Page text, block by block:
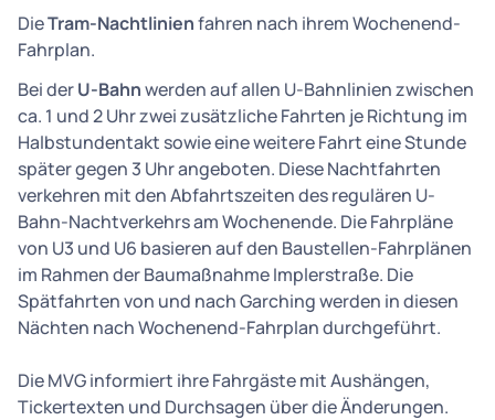
DieTram-Nachtlinienfahren nach ihrem Wochenend-
Fahrplan.
Bei derU-Bahnwerden auf allen U-Bahnlinien zwischen
ca. 1 und 2 Uhr zwei zusätzliche Fahrten je Richtung im
Halbstundentakt sowie eine weitere Fahrt eine Stunde
später gegen 3 Uhr angeboten. Diese Nachtfahrten
verkehren mit den Abfahrtszeiten des regulären U-
Bahn-Nachtverkehrs am Wochenende. Die Fahrpläne
von U3 und U6 basieren auf den Baustellen-Fahrplänen
im Rahmen der Baumaßnahme Implerstraße. Die
Spätfahrten von und nach Garching werden in diesen
Nächten nach Wochenend-Fahrplan durchgeführt.
Die MVG informiert ihre Fahrgäste mit Aushängen,
Tickertexten und Durchsagen über die Änderungen.